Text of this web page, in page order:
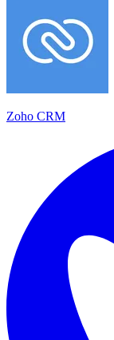
Zoho CRM